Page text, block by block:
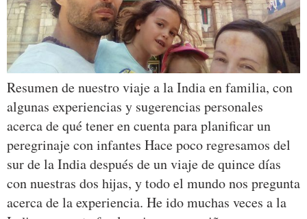
Resumen de nuestro viaje a la India en familia, con
algunas experiencias y sugerencias personales
acerca de qué tener en cuenta para planificar un
peregrinaje con infantes Hace poco regresamos del
sur de la India después de un viaje de quince días
con nuestras dos hijas, y todo el mundo nos pregunta
acerca de la experiencia. He ido muchas veces a la